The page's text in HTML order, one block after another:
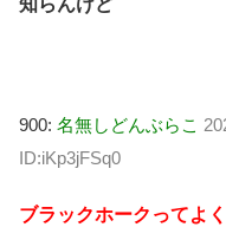
知らんけど
900: 名無しどんぶらこ
ID:iKp3jFSq0
ブラックホークってよ